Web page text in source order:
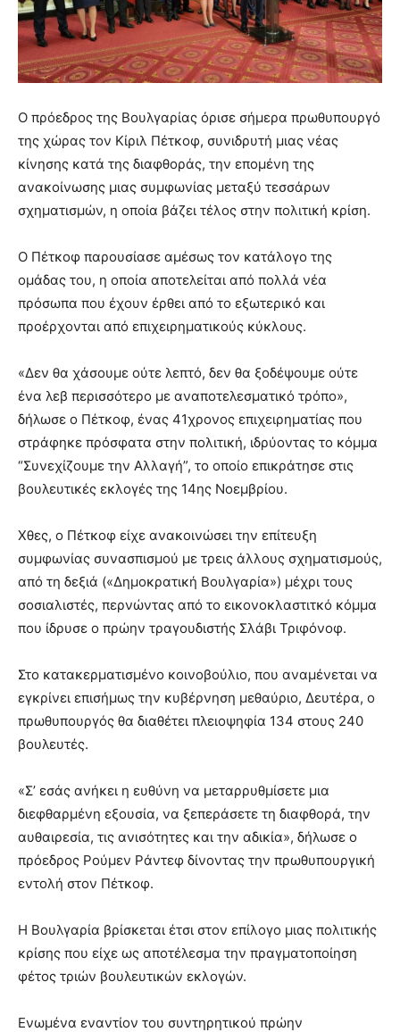
Ο πρόεδρος της Βουλγαρίας όρισε σήμερα πρωθυπουργό
της χώρας τον Κίριλ Πέτκοφ, συνιδρυτή μιας νέας
κίνησης κατά της διαφθοράς, την επομένη της
ανακοίνωσης μιας συμφωνίας μεταξύ τεσσάρων
σχηματισμών, η οποία βάζει τέλος στην πολιτική κρίση.
Ο Πέτκοφ παρουσίασε αμέσως τον κατάλογο της
ομάδας του, η οποία αποτελείται από πολλά νέα
πρόσωπα που έχουν έρθει από το εξωτερικό και
προέρχονται από επιχειρηματικούς κύκλους.
«Δεν θα χάσουμε ούτε λεπτό, δεν θα ξοδέψουμε ούτε
ένα λεβ περισσότερο με αναποτελεσματικό τρόπο»,
δήλωσε ο Πέτκοφ, ένας 41χρονος επιχειρηματίας που
στράφηκε πρόσφατα στην πολιτική, ιδρύοντας το κόμμα
“Συνεχίζουμε την Αλλαγή”, το οποίο επικράτησε στις
βουλευτικές εκλογές της 14ης Νοεμβρίου.
Χθες, ο Πέτκοφ είχε ανακοινώσει την επίτευξη
συμφωνίας συνασπισμού με τρεις άλλους σχηματισμούς,
από τη δεξιά («Δημοκρατική Βουλγαρία») μέχρι τους
σοσιαλιστές, περνώντας από το εικονοκλαστιτκό κόμμα
που ίδρυσε ο πρώην τραγουδιστής Σλάβι Τριφόνοφ.
Στο κατακερματισμένο κοινοβούλιο, που αναμένεται να
εγκρίνει επισήμως την κυβέρνηση μεθαύριο, Δευτέρα, ο
πρωθυπουργός θα διαθέτει πλειοψηφία 134 στους 240
βουλευτές.
«Σ’ εσάς ανήκει η ευθύνη να μεταρρυθμίσετε μια
διεφθαρμένη εξουσία, να ξεπεράσετε τη διαφθορά, την
αυθαιρεσία, τις ανισότητες και την αδικία», δήλωσε ο
πρόεδρος Ρούμεν Ράντεφ δίνοντας την πρωθυπουργική
εντολή στον Πέτκοφ.
Η Βουλγαρία βρίσκεται έτσι στον επίλογο μιας πολιτικής
κρίσης που είχε ως αποτέλεσμα την πραγματοποίηση
φέτος τριών βουλευτικών εκλογών.
Ενωμένα εναντίον του συντηρητικού πρώην